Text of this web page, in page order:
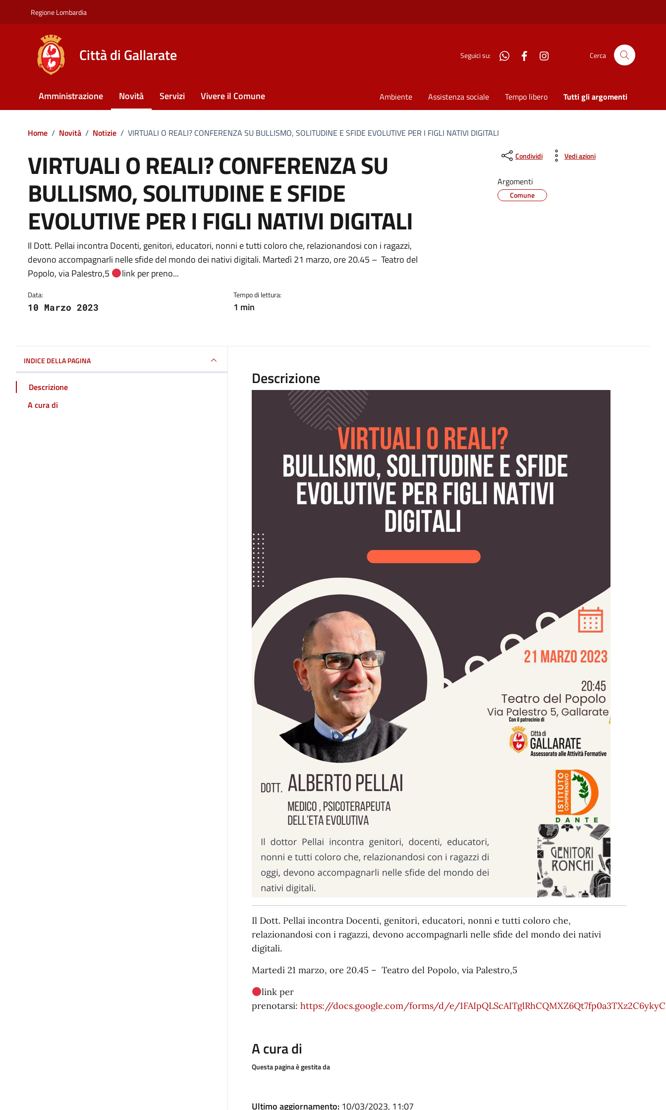
Regione Lombardia
Città di Gallarate Seguici su: WhatsAppFacebook Cerca
Amministrazione Novità Servizi Vivere il Comune Ambiente Assistenza sociale Tempo libero Tutti gli argomenti
Home / Novità / Notizie / VIRTUALI O REALI? CONFERENZA SU BULLISMO, SOLITUDINE E SFIDE EVOLUTIVE PER I FIGLI NATIVI DIGITALI
VIRTUALI O REALI? CONFERENZA SU
BULLISMO, SOLITUDINE E SFIDE
EVOLUTIVE PER I FIGLI NATIVI DIGITALI
Dettagli della notizia
Il Dott. Pellai incontra Docenti, genitori, educatori, nonni e tutti coloro che, relazionandosi con i ragazzi,
devono accompagnarli nelle sfide del mondo dei nativi digitali. Martedì 21 marzo, ore 20.45 – Teatro del
Popolo, via Palestro,5
link per preno...
Data:
10 Marzo 2023
Tempo di lettura:
1 min
Condividi Vedi azioni
Argomenti
Comune
INDICE DELLA PAGINA
Descrizione
A cura di
Descrizione
Il Dott. Pellai incontra Docenti, genitori, educatori, nonni e tutti coloro che,
relazionandosi con i ragazzi, devono accompagnarli nelle sfide del mondo dei nativi
digitali.
Martedì 21 marzo, ore 20.45 – Teatro del Popolo, via Palestro,5
link per
prenotarsi: https://docs.google.com/forms/d/e/
A cura di
Questa pagina è gestita da
Ultimo aggiornamento: 10/03/2023, 11:07